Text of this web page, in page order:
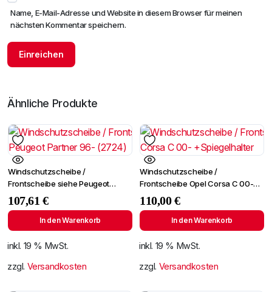
Name, E-Mail-Adresse und Website in diesem Browser für meinen
nächsten Kommentar speichern.
Ähnliche Produkte
Windschutzscheibe /
Frontscheibe siehe Peugeot
Partner 96- (2724)
107,61€
In den Warenkorb
inkl. 19 % MwSt.
zzgl. Versandkosten
Windschutzscheibe /
Frontscheibe Opel Corsa C 00-
+Spiegelhalter
110,00€
In den Warenkorb
inkl. 19 % MwSt.
zzgl. Versandkosten